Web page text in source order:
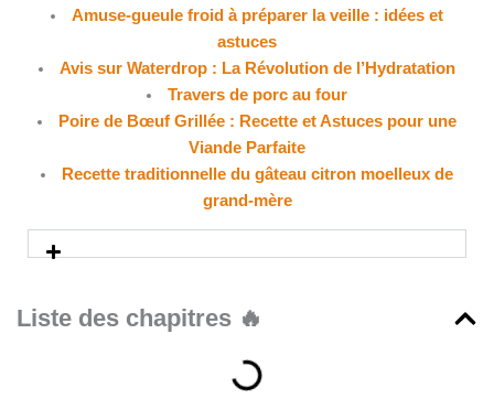
Liste des chapitres 🔥
Amuse-gueule froid à préparer la veille : idées et
astuces
Avis sur Waterdrop : La Révolution de l’Hydratation
Travers de porc au four
Poire de Bœuf Grillée : Recette et Astuces pour une
Viande Parfaite
Recette traditionnelle du gâteau citron moelleux de
grand-mère